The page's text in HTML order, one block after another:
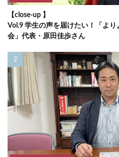
【close-up 】
Vol.9 学生の声を届けたい！「よ
会」代表・原田佳歩さん